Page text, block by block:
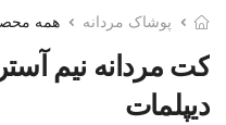
پوشاک مردانه همه
کت مردانه نیم
دیپلمات